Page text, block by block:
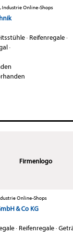
Industrie Online-Shops
· Reifenregale·
·
Firmenlogo
Online-Shops
& Co KG
· Reifenregale·